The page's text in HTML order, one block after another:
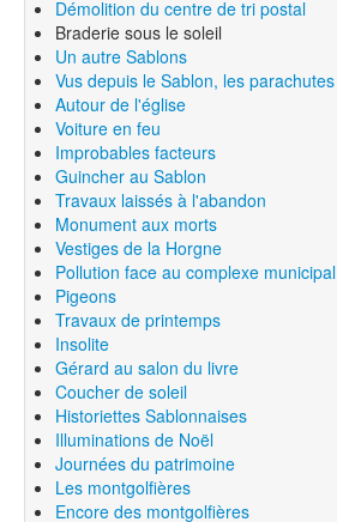
Démolition du centre de tri postal
Braderie sous le soleil
Un autre Sablons
Vus depuis le Sablon, les parachutes
Autour de l'église
Voiture en feu
Improbables facteurs
Guincher au Sablon
Travaux laissés à l'abandon
Monument aux morts
Vestiges de la Horgne
Pollution face au complexe municipal
Pigeons
Travaux de printemps
Insolite
Gérard au salon du livre
Coucher de soleil
Historiettes Sablonnaises
Illuminations de Noël
Journées du patrimoine
Les montgolfières
Encore des montgolfières